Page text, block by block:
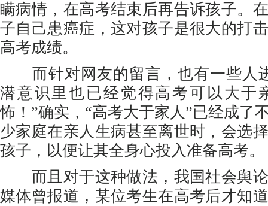
瞒病情，在高考结束后再告诉孩子。
子自己患癌症，这对孩子是很大的打
高考成绩。
而针对网友的留言，也有一些人
潜意识里也已经觉得高考可以大于
怖！”确实，“高考大于家人”已经成了
少家庭在亲人生病甚至离世时，会选
孩子，以便让其全身心投入准备高考。
而且对于这种做法，我国社会舆论
媒体曾报道，某位考生在高考后才知